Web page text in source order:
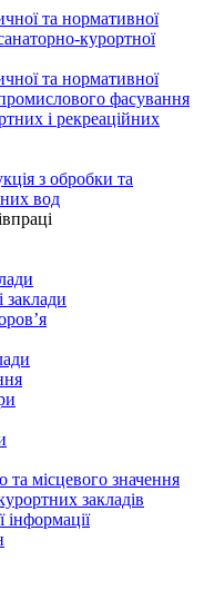
та нормативної
курортної
та нормативної
фасування
і рекреаційних
з обробки та
вод
заклади
місцевого значення
закладів
інформації